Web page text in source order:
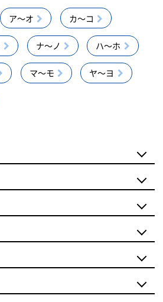
ア～オ カ～コ
ナ～ノ ハ～ホ
マ～モ ヤ～ヨ